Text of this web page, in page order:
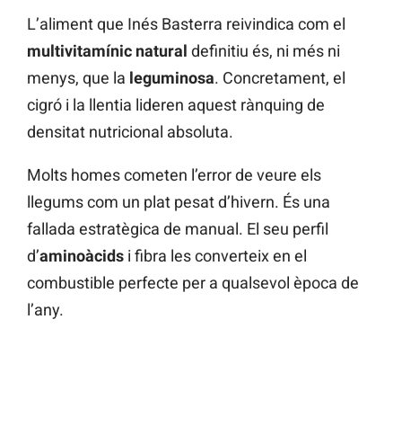
L’aliment que Inés Basterra reivindica com el
multivitamínic natural definitiu és, ni més ni
menys, que la leguminosa. Concretament, el
cigró i la llentia lideren aquest rànquing de
densitat nutricional absoluta.
Molts homes cometen l’error de veure els
llegums com un plat pesat d’hivern. És una
fallada estratègica de manual. El seu perfil
d’aminoàcids i fibra les converteix en el
combustible perfecte per a qualsevol època de
l’any.